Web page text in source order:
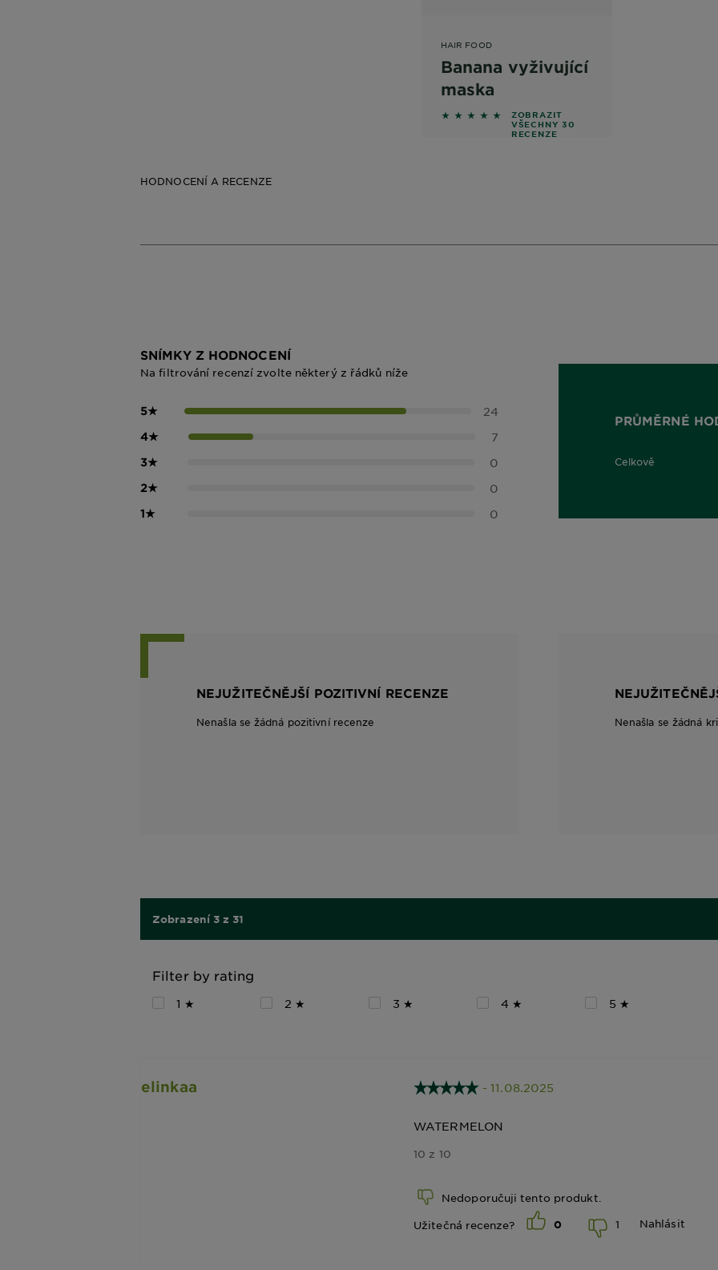
HAIR FOOD
Banana vyživující
maska
5 out of 5 stars based on reviews
ZOBRAZIT
VŠECHNY 30
RECENZE
HODNOCENÍ A RECENZE
SNÍMKY Z HODNOCENÍ
Na filtrování recenzí zvolte některý z řádků níže
5★ 24
4★ 7
3★ 0
2★ 0
1★ 0
PRŮMĚRNÉ
Celkově
5,0 out of 5 stars
NEJUŽITEČNĚJŠÍ POZITIVNÍ RECENZE
Nenašla se žádná pozitivní recenze Nenašla se žádná
Zobrazení 3 z 31
Filter by rating
1 ★ 2 ★ 3 ★ 4 ★ 5 ★
elinkaa - 11.08.2025
WATERMELON
10 z 10
Nedoporučuji tento produkt.
Užitečná recenze?
0 1 Nahlásit